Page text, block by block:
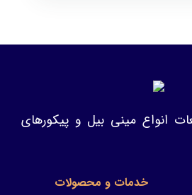
انواع مینی بیل و پیکورهای
خدمات و محصولات